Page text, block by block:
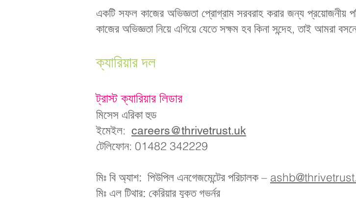
একটি সফল কাজের অভিজ্ঞতা প্রোগ্রাম সরবরাহ করার জন্য প্রয়োজনীয়
কাজের অভিজ্ঞতা নিয়ে এগিয়ে যেতে সক্ষম হব কিনা সন্দেহ, তাই আমরা
ক্যারিয়ার দল
ট্রাস্ট ক্যারিয়ার লিডার
মিসেস এরিকা হুড
ইমেইল: careers@thrivetrust.uk
টেলিফোন: 01482 342229
মিঃ বি অ্যাশ: পিউপিল এনগেজমেন্টের পরিচালক –
মিঃ এল টিথার: কেরিয়ার যুক্ত গভর্নর